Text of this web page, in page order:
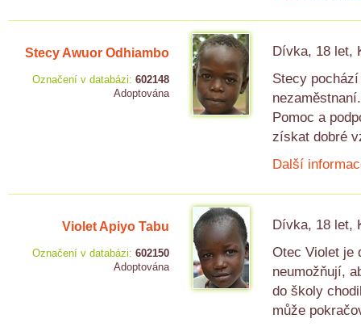
Stecy Awuor Odhiambo
Označení v databázi: 602148
Adoptována
Dívka, 18 let,
Stecy
Pomoc a
získat dobré
Další
Violet Apiyo Tabu
Označení v databázi: 602150
Adoptována
Dívka, 18 let,
Otec Violet je
neumožňují,
do školy
může